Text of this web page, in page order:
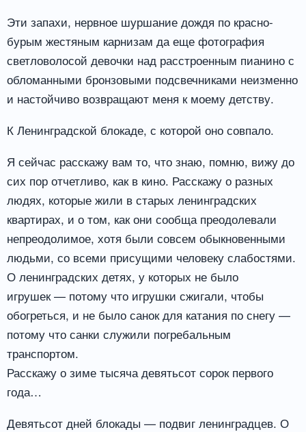
Эти запахи, нервное шуршание дождя по красно-
бурым жестяным карнизам да еще фотография
светловолосой девочки над расстроенным пианино с
обломанными бронзовыми подсвечниками неизменно
и настойчиво возвращают меня к моему детству.
К Ленинградской блокаде, с которой оно совпало.
Я сейчас расскажу вам то, что знаю, помню, вижу до
сих пор отчетливо, как в кино. Расскажу о разных
людях, которые жили в старых ленинградских
квартирах, и о том, как они сообща преодолевали
непреодолимое, хотя были совсем обыкновенными
людьми, со всеми присущими человеку слабостями.
О ленинградских детях, у которых не было
игрушек — потому что игрушки сжигали, чтобы
обогреться, и не было санок для катания по снегу —
потому что санки служили погребальным
транспортом.
Расскажу о зиме тысяча девятьсот сорок первого
года…
Девятьсот дней блокады — подвиг ленинградцев. О